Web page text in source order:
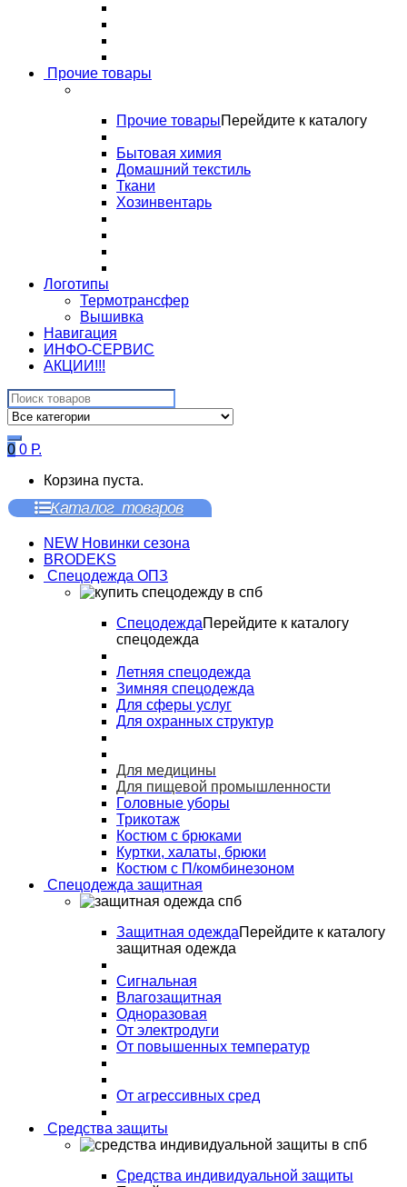
Прочие товары
Прочие товарыПерейдите к каталогу
Бытовая химия
Домашний текстиль
Ткани
Хозинвентарь
Логотипы
Термотрансфер
Вышивка
Навигация
ИНФО-СЕРВИС
АКЦИИ!!!
Search
for:
0 0 Р.
Корзина пуста.
Каталог товаров
NEW Новинки сезона
BRODEKS
Спецодежда ОПЗ
СпецодеждаПерейдите к каталогу
спецодежда
Летняя спецодежда
Зимняя спецодежда
Для сферы услуг
Для охранных структур
Для медицины
Для пищевой промышленности
Головные уборы
Трикотаж
Костюм с брюками
Куртки, халаты, брюки
Костюм с П/комбинезоном
Спецодежда защитная
Защитная одеждаПерейдите к каталогу
защитная одежда
Сигнальная
Влагозащитная
Одноразовая
От электродуги
От повышенных температур
От агрессивных сред
Средства защиты
Средства индивидуальной защиты